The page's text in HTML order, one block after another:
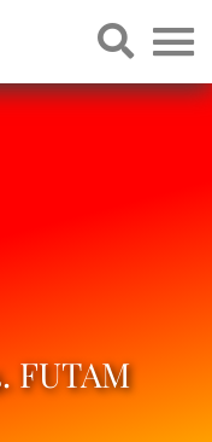
FUTAM